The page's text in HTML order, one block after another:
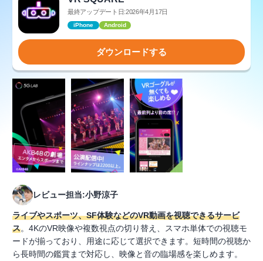
最終アップデート日:2026年4月17日
iPhone Android
ダウンロードする
レビュー担当:小野涼子
ライブやスポーツ、SF体験などのVR動画を視聴できるサービ
ス。4KのVR映像や複数視点の切り替え、スマホ単体での視聴モ
ードが揃っており、用途に応じて選択できます。短時間の視聴か
ら長時間の鑑賞まで対応し、映像と音の臨場感を楽しめます。